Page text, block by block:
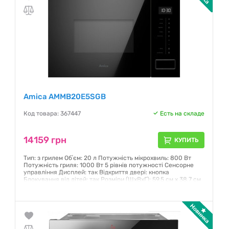
Amica AMMB20E5SGB
Код товара: 367447 Есть на складе
14159 грн КУПИТЬ
Тип: з грилем Обʼєм: 20 л Потужність мікрохвиль: 800 Вт
Потужність гриля: 1000 Вт 5 рівнів потужності Сенсорне
управління Дисплей: так Відкриття двері: кнопка
Блокування від дітей: так Розміри (ШxВxГ): 59,5 см x 38,7 см
Гарантия:12 месяцев